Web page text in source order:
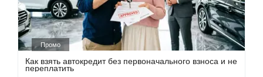
Промо
Как взять автокредит без первоначального взноса и не
переплатить